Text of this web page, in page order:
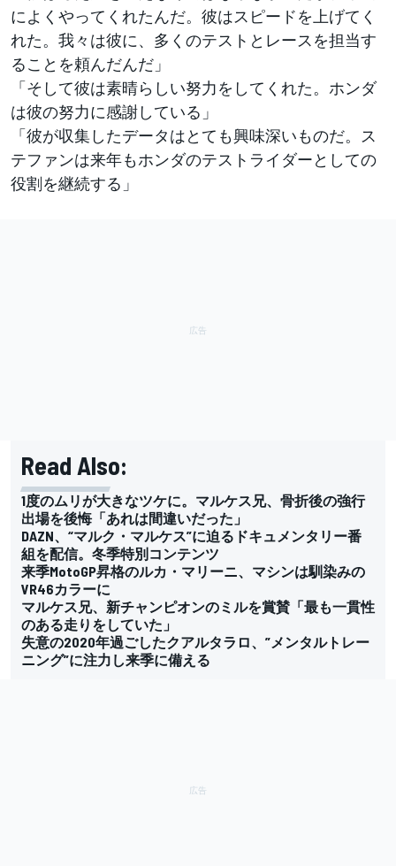
によくやってくれたんだ。彼はスピードを上げてく
れた。我々は彼に、多くのテストとレースを担当す
ることを頼んだんだ」
「そして彼は素晴らしい努力をしてくれた。ホンダ
は彼の努力に感謝している」
「彼が収集したデータはとても興味深いものだ。ス
テファンは来年もホンダのテストライダーとしての
役割を継続する」
Read Also:
1度のムリが大きなツケに。マルケス兄、骨折後の強行
出場を後悔「あれは間違いだった」
DAZN、“マルク・マルケス”に迫るドキュメンタリー番
組を配信。冬季特別コンテンツ
来季MotoGP昇格のルカ・マリーニ、マシンは馴染みの
VR46カラーに
マルケス兄、新チャンピオンのミルを賞賛「最も一貫性
のある走りをしていた」
失意の2020年過ごしたクアルタラロ、”メンタルトレー
ニング”に注力し来季に備える